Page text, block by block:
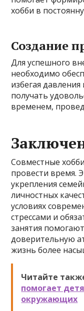
хобби в
Создание
Для успешного
необходимо
избегая
получать
временем,
Совместные
провести время.
укрепления
личностных
условиях
стрессами и
занятия
доверительную
жизнь более
Читайте
помогает
окружающих